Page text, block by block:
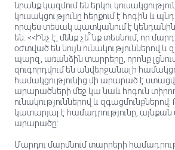
նրանք կազմում են երկու
կուսակցությունը հերքում է հոգին և
որպես տեսակ պատկանում է
են. <<Ինչ է, մենք չե՞նք տեսնում, որ
օժտված են նույն ունակություններով և
պարզ, առանձին տարրերը, որոնք
զուգորդվում են անվերջանալի
համակցությունից մի արարած է
արարածների մեջ կա նաև հոգուն
ունակություններով և
կատարյալ է համադրությունը, այնքան
արարածը:
Մարդու մարմնում տարրերի